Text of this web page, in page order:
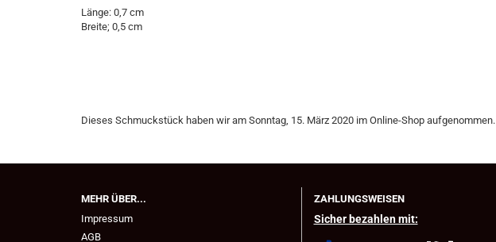
Länge: 0,7 cm
Breite; 0,5 cm
Dieses Schmuckstück haben wir am Sonntag, 15. März 2020 im Online-Shop aufgenommen.
MEHR ÜBER...
Impressum
AGB
ZAHLUNGSWEISEN
Sicher bezahlen mit: